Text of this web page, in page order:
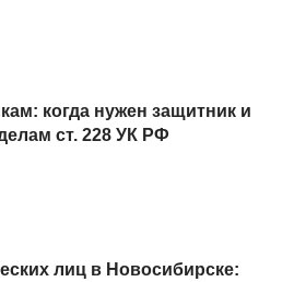
когда нужен защитник и
ст. 228 УК РФ
лиц в Новосибирске: